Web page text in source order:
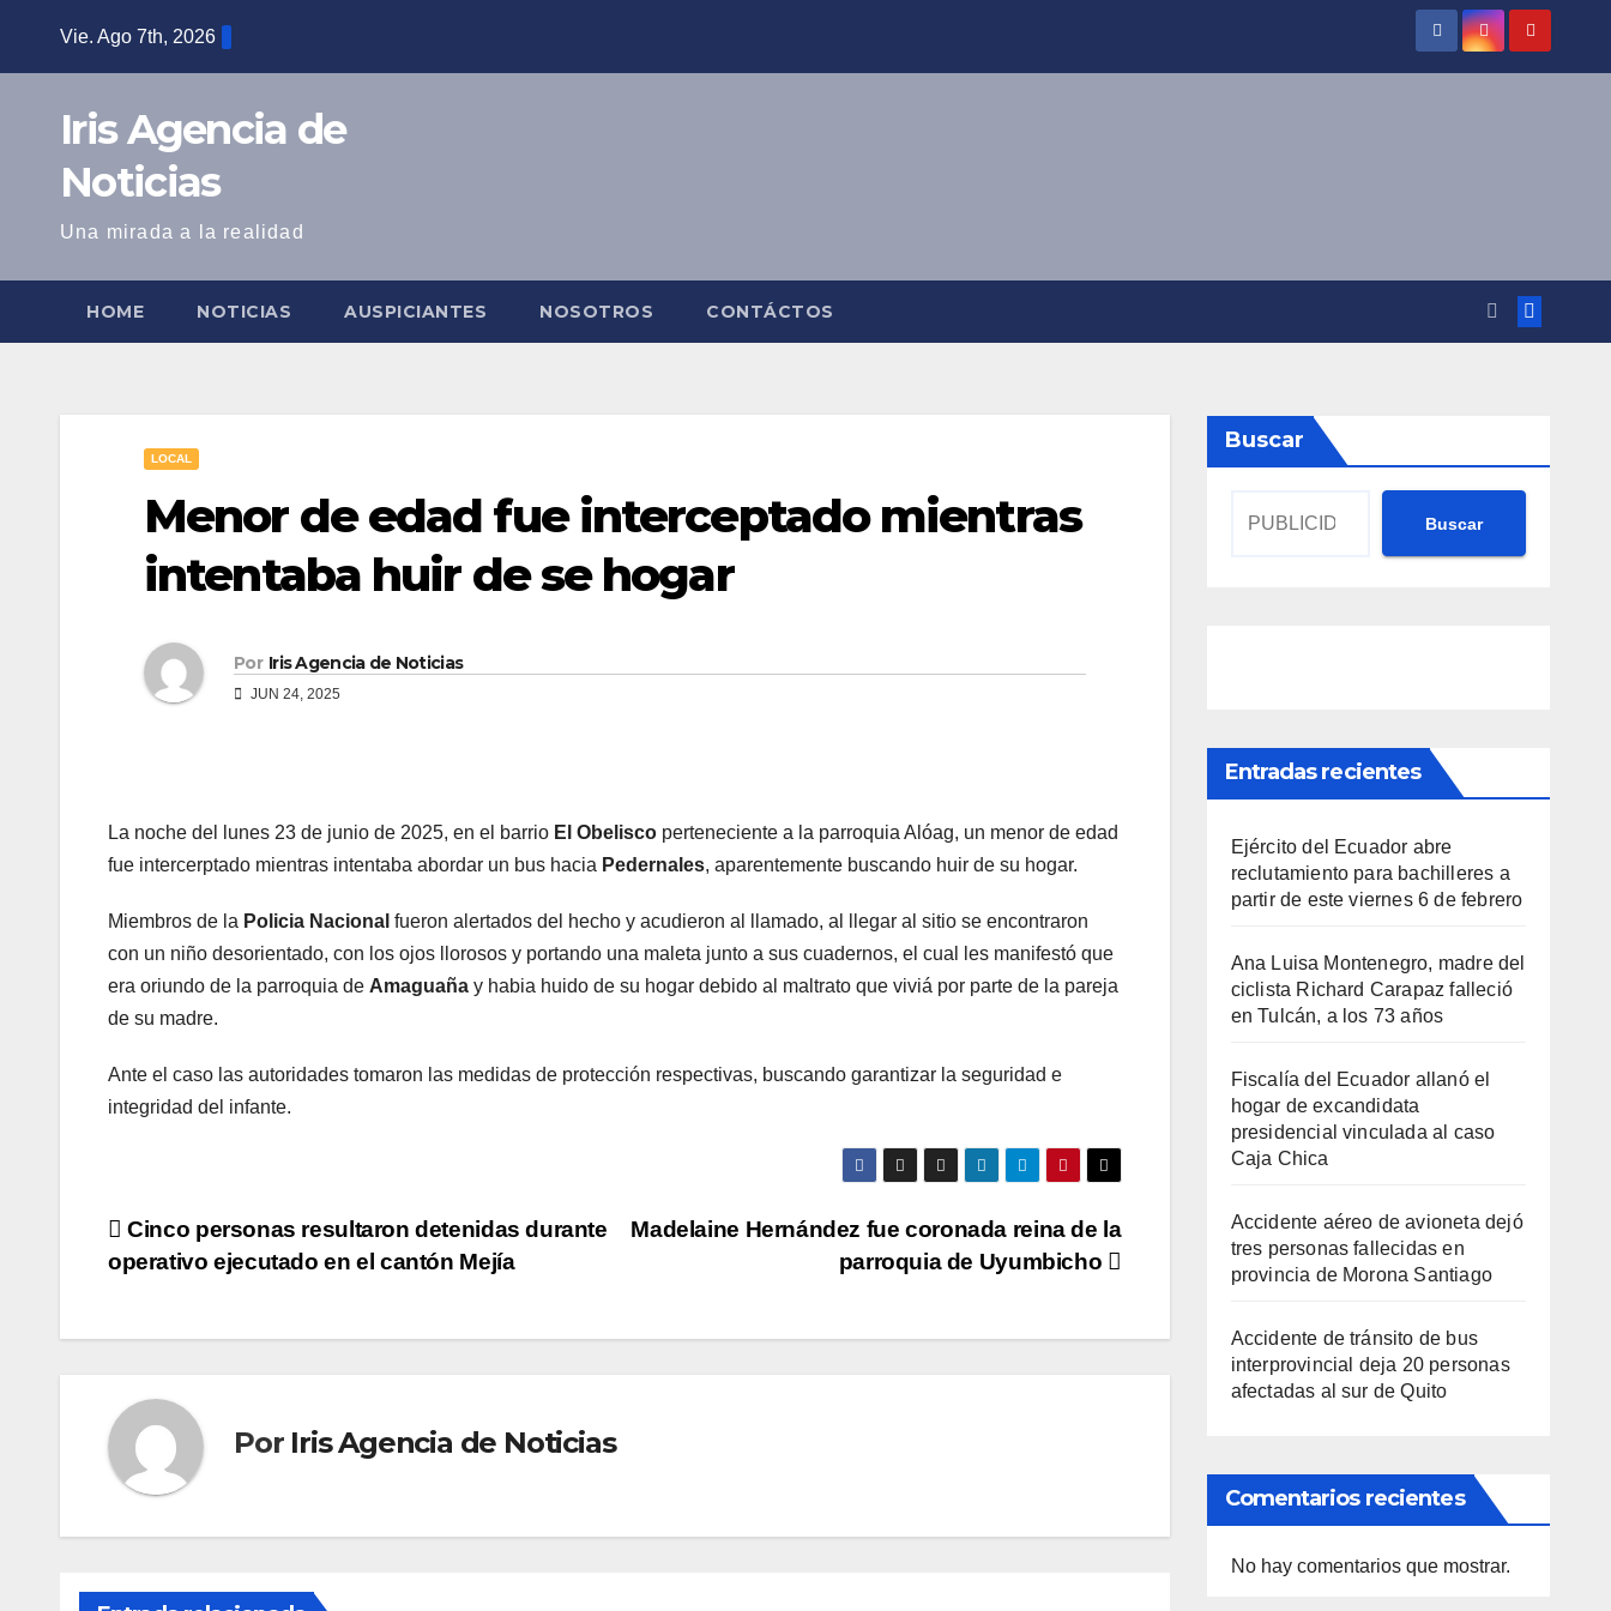
Vie. Ago 7th, 2026
Iris Agencia de
Noticias
Una mirada a la realidad
HOME NOTICIAS AUSPICIANTES NOSOTROS CONTÁCTOS
LOCAL
Menor de edad fue interceptado mientras
intentaba huir de se hogar
Por Iris Agencia de Noticias
JUN 24, 2025
La noche del lunes 23 de junio de 2025, en el barrio El Obelisco perteneciente a la parroquia Alóag, un menor de edad
fue intercerptado mientras intentaba abordar un bus hacia Pedernales, aparentemente buscando huir de su hogar.
Miembros de la Policia Nacional fueron alertados del hecho y acudieron al llamado, al llegar al sitio se encontraron
con un niño desorientado, con los ojos llorosos y portando una maleta junto a sus cuadernos, el cual les manifestó que
era oriundo de la parroquia de Amaguaña y habia huido de su hogar debido al maltrato que viviá por parte de la pareja
de su madre.
Ante el caso las autoridades tomaron las medidas de protección respectivas, buscando garantizar la seguridad e
integridad del infante.
Navegación
de
entradas
Madelaine Hernández fue coronada reina de la
parroquia de Uyumbicho
Cinco personas resultaron detenidas durante
operativo ejecutado en el cantón Mejía
Por Iris Agencia de Noticias
Buscar
Buscar
Entradas recientes
Ejército del Ecuador abre
reclutamiento para bachilleres a
partir de este viernes 6 de febrero
Ana Luisa Montenegro, madre del
ciclista Richard Carapaz falleció
en Tulcán, a los 73 años
Fiscalía del Ecuador allanó el
hogar de excandidata
presidencial vinculada al caso
Caja Chica
Accidente aéreo de avioneta dejó
tres personas fallecidas en
provincia de Morona Santiago
Accidente de tránsito de bus
interprovincial deja 20 personas
afectadas al sur de Quito
Comentarios recientes
No hay comentarios que mostrar.